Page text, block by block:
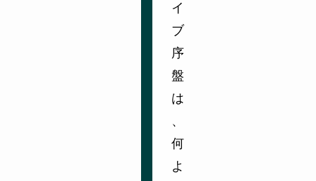
イ
ブ
序
盤
は
、
何
よ